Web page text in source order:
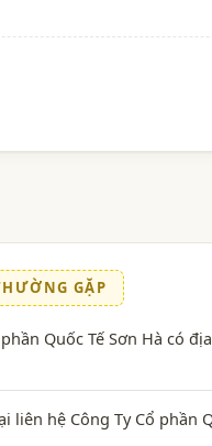
GẶP
Quốc Tế Sơn Hà có
liên hệ Công Ty Cổ phần